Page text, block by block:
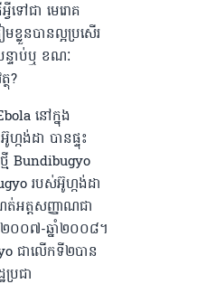
វីទៅជា មេរោគ
លួនបានល្អប្រសើរ
ទាប់ឬ ខណៈ
?
នៅក្នុង
កង់ដា បានផ្ទុះ
មី Bundibugyo
របស់អ៊ូហ្កង់ដា
ត់អត្តសញ្ញាណជា
២០០៧-ឆ្នាំ២០០៨។
ជាលើកទី២បាន
រជា